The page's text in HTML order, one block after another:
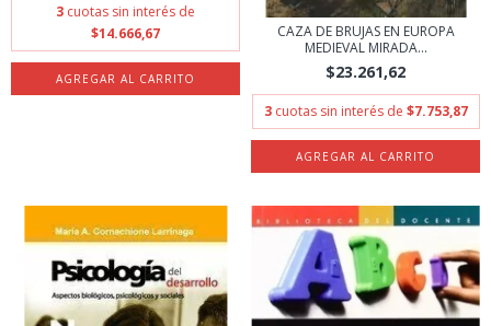
3 cuotas sin interés de
$14.666,67
CAZA DE BRUJAS EN EUROPA
MEDIEVAL MIRADA...
$23.261,62
3 cuotas sin interés de $7.753,87